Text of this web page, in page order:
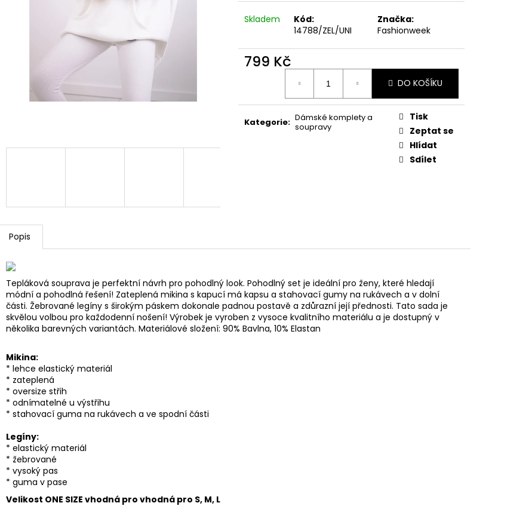
Skladem
Kód:
14788/ZEL/UNI
Značka:
Fashionweek
799 Kč
DO KOŠÍKU
Kategorie: Dámské komplety a
soupravy
Tisk
Zeptat se
Hlídat
Sdílet
Popis
Tepláková souprava je perfektní návrh pro pohodlný look. Pohodlný set je ideální pro ženy, které hledají
módní a pohodlná řešení! Zateplená mikina s kapucí má kapsu a stahovací gumy na rukávech a v dolní
části. Žebrované legíny s širokým páskem dokonale padnou postavě a zdůrazní její přednosti. Tato sada je
skvělou volbou pro každodenní nošení! Výrobek je vyroben z vysoce kvalitního materiálu a je dostupný v
několika barevných variantách. Materiálové složení: 90% Bavlna, 10% Elastan
Mikina:
* lehce elastický materiál
* zateplená
* oversize střih
* odnímatelné u výstřihu
* stahovací guma na rukávech a ve spodní části
Legíny:
* elastický materiál
* žebrované
* vysoký pas
* guma v pase
Velikost ONE SIZE vhodná pro vhodná pro S, M, L
DÁMSKÁ BAVLNĚNO-LNĚNÁ MIKINA S
KAPUCÍ UB-MARENIA
1 199 Kč
BAVLNĚNÉ ŠATY- KVĚTINOVÝ VZOR,
KAPSY,OVERSIZE UB-MURRAY